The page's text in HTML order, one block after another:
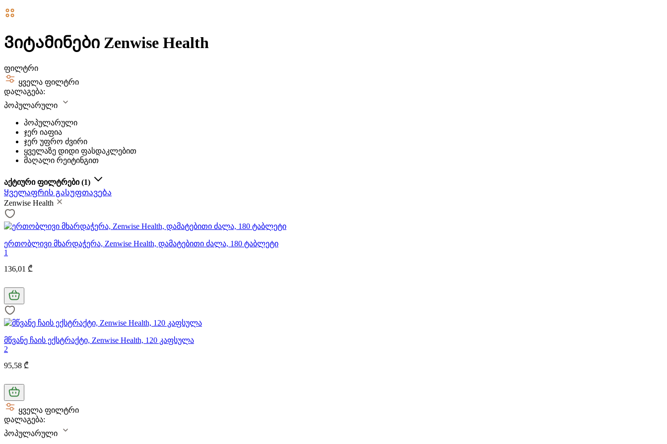
Ვიტამინები Zenwise Health
ფილტრი
ყველა ფილტრი
დალაგება:
პოპულარული
პოპულარული
ჯერ იაფია
ჯერ უფრო ძვირი
ყველაზე დიდი ფასდაკლებით
მაღალი რეიტინგით
აქტიური ფილტრები(1)
Ყველაფრის გასუფთავება
Zenwise Health
ერთობლივი მხარდაჭერა, Zenwise Health, დამატებითი ძალა, 180 ტაბლეტი
1
136,01 ₾
მწვანე ჩაის ექსტრაქტი, Zenwise Health, 120 კაფსულა
2
95,58 ₾
ყველა ფილტრი
დალაგება:
პოპულარული